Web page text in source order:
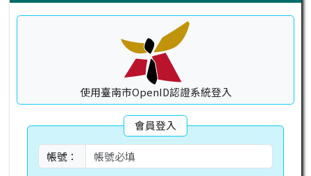
使用臺南市OpenID認證系統登入
會員登入
帳號：